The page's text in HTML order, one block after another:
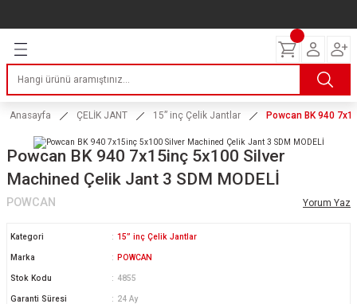
Lastikleri
Lastikleri
Hız Lastikleri
ve Fren Yağları
Anasayfa ÇELİK JANT 15” inç Çelik Jantlar Powcan BK 940
Powcan BK 940 7x15inç 5x100 Silver
Machined Çelik Jant 3 SDM MODELİ
POWCAN Yorum Yaz
Kategori 15” inç Çelik Jantlar
Marka POWCAN
Stok Kodu 4855
Garanti Süresi 24 Ay